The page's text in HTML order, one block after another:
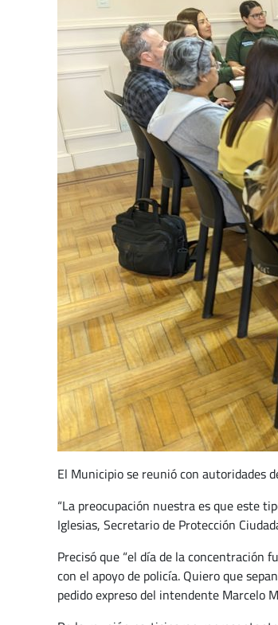
El Municipio se reunió con autoridades
“La preocupación nuestra es que este
Iglesias, Secretario de Protección
Precisó que “el día de la concentración
con el apoyo de policía. Quiero que
pedido expreso del intendente Marcelo